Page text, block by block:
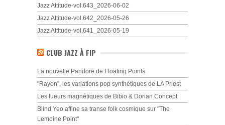
Jazz Attitude-vol.643_2026-06-02
Jazz Attitude-vol.642_2026-05-26
Jazz Attitude-vol.641_2026-05-19
CLUB JAZZ À FIP
La nouvelle Pandore de Floating Points
"Rayon", les variations pop synthétiques de LA Priest
Les lueurs magnétiques de Bibio & Dorian Concept
Blind Yeo affine sa transe folk cosmique sur "The
Lemoine Point"